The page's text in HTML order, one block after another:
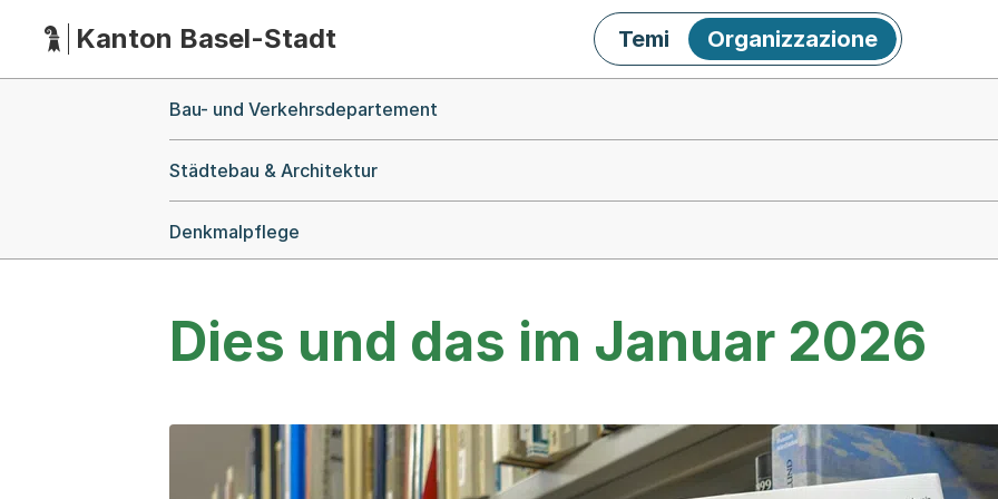
HauptnavigationKanton Basel-Stadt Temi Organizzazione
Bau- und Verkehrsdepartement
Städtebau & Architektur
Denkmalpflege
Dies und das im Januar 2026